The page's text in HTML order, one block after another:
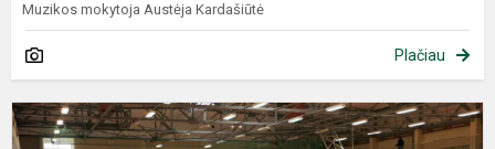
Muzikos mokytoja Austėja Kardašiūtė
Plačiau